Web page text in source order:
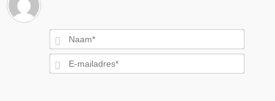
Naam*
E-